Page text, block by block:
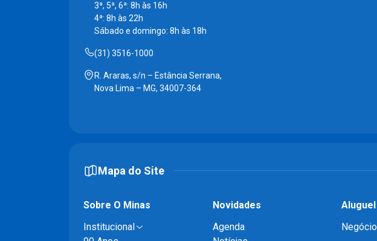
3ª, 5ª, 6ª: 8h às 16h
4ª: 8h às 22h
Sábado e domingo: 8h às 18h
(31) 3516-1000
R. Araras, s/n – Estância Serrana,
Nova Lima – MG, 34007-364
Mapa do Site
Sobre O Minas
Institucional
Novidades
Agenda